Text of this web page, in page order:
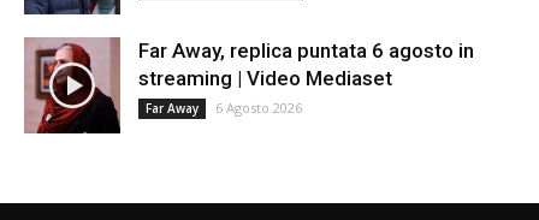
Far Away, replica puntata 6 agosto in
streaming | Video Mediaset
Far Away 6 Agosto 2026